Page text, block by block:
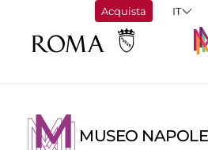
Acquista
MUSEO